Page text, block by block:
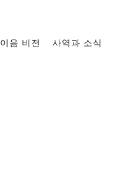
이음 비전 사역과 소식